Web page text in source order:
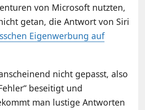
von Microsoft nutzten,
getan, die Antwort von Siri
Eigenwerbung auf
nicht gepasst, also
beseitigt und
man lustige Antworten